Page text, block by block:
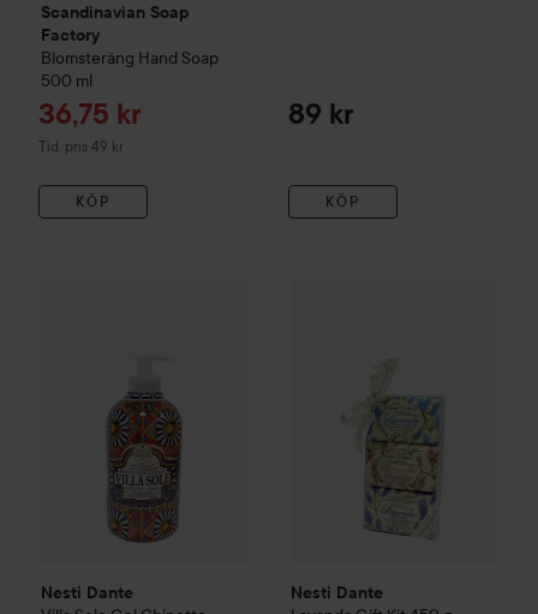
Scandinavian Soap
Factory
Blomsteräng Hand Soap
500 ml
Reapris
36,75 kr
Tid. pris 49 kr
Tidigare pris 49 kr
KÖP
89 kr
KÖP
Nesti Dante Nesti Dante